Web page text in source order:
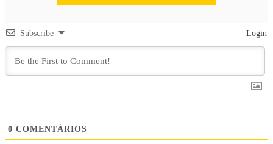
Subscribe Login
0 COMENTÁRIOS